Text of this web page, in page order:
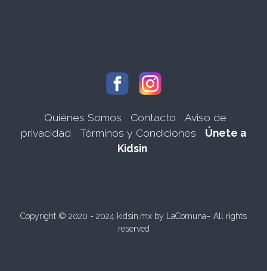
Quiénes Somos Contacto
Aviso de
privacidad
Términos y Condiciones
Únete a
Kidsin
Copyright © 2020 - 2024 kidsin.mx by LaComuna– All rights
reserved